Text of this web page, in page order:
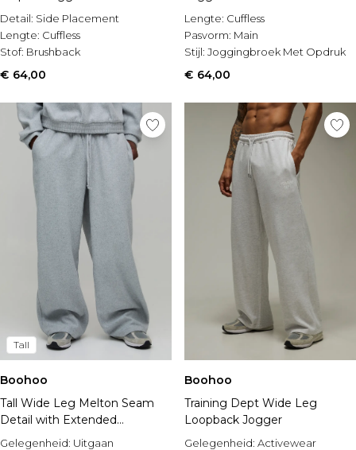
Detail: Side Placement
Lengte: Cuffless
Stof: Brushback
€ 64,00
Lengte: Cuffless
Pasvorm: Main
Stijl: Joggingbroek Met Opdruk
€ 64,00
Tall
Boohoo
Tall Wide Leg Melton Seam
Detail with Extended
Drawcords Jogger
Gelegenheid: Uitgaan
Boohoo
Training Dept Wide Leg
Loopback Jogger
Gelegenheid: Activewear